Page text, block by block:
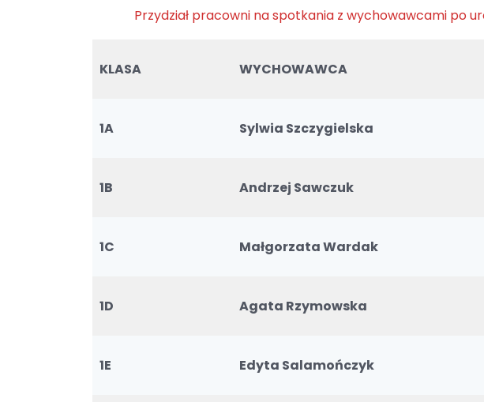
Przydział pracowni na spotkania z wychowawcami po
KLASA WYCHOWAWCA
1A Sylwia Szczygielska
1B Andrzej Sawczuk
1C Małgorzata Wardak
1D Agata Rzymowska
1E Edyta Salamończyk